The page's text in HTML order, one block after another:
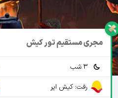
تور کیش
مجری مستقیم تور کیش
3 شب
رفت: کیش ایر